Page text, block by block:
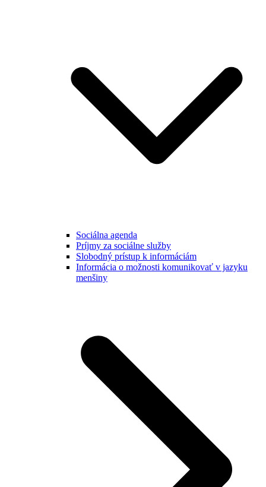
Sociálna agenda
Príjmy za sociálne služby
Slobodný prístup k informáciám
Informácia o možnosti komunikovať v jazyku
menšiny